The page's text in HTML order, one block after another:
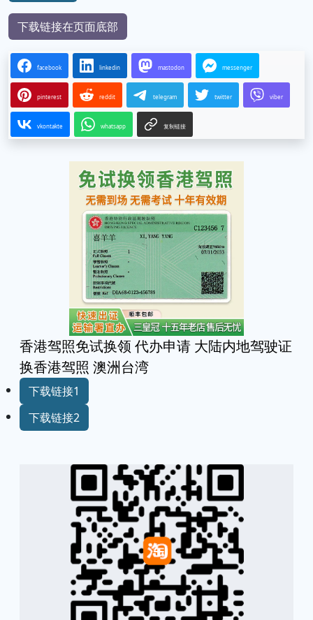
下载链接在页面底部
facebook linkedin mastodon messenger
pinterest reddit telegram twitter viber
vkontakte whatsapp 复制链接
香港驾照免试换领 代办申请 大陆内地驾驶证
换香港驾照 澳洲台湾
下载链接1
下载链接2